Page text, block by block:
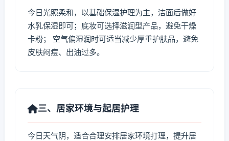
今日光照柔和，以基础保湿护理为主，洁面后做好
水乳保湿即可；底妆可选择滋润型产品，避免干燥
卡粉； 空气偏湿润时可适当减少厚重护肤品，避免
皮肤闷痘、出油过多。
三、居家环境与起居护理
今日天气阴，适合合理安排居家环境打理，提升居